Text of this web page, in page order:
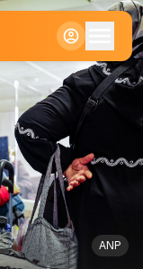
ANP
Klein
Standaard
Groot